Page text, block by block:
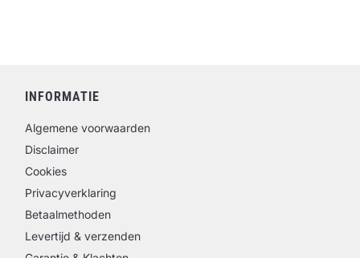
INFORMATIE
Algemene voorwaarden
Disclaimer
Cookies
Privacyverklaring
Betaalmethoden
Levertijd & verzenden